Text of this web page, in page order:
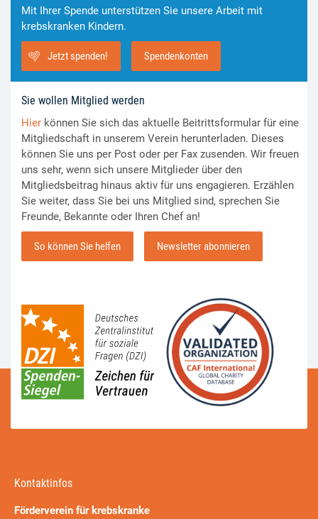
Mit Ihrer Spende unterstützen Sie unsere Arbeit mit
krebskranken Kindern.
Jetzt spenden! Spendenkonten
Sie wollen Mitglied werden
Hier können Sie sich das aktuelle Beitrittsformular für eine
Mitgliedschaft in unserem Verein herunterladen. Dieses
können Sie uns per Post oder per Fax zusenden. Wir freuen
uns sehr, wenn sich unsere Mitglieder über den
Mitgliedsbeitrag hinaus aktiv für uns engagieren. Erzählen
Sie weiter, dass Sie bei uns Mitglied sind, sprechen Sie
Freunde, Bekannte oder Ihren Chef an!
So können Sie helfen Newsletter abonnieren
Kontaktinfos
Förderverein für krebskranke